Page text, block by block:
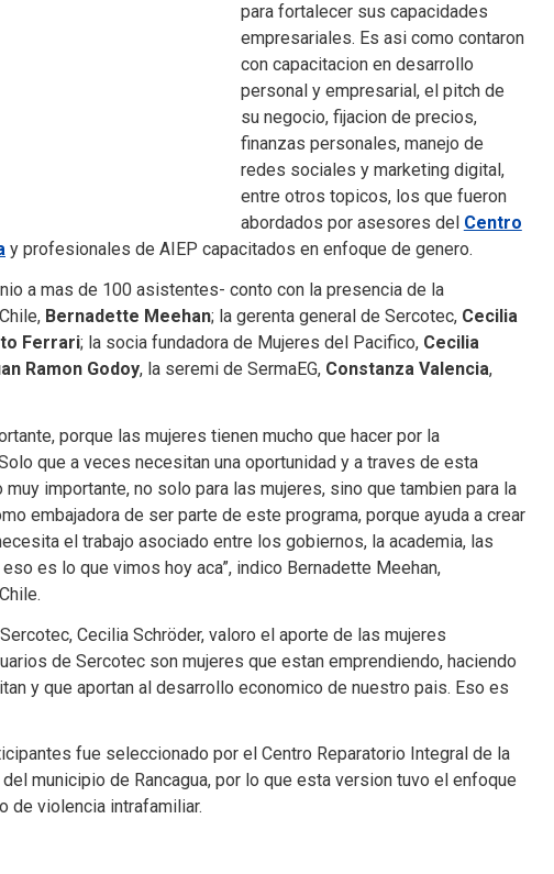
para fortalecer sus capacidades
empresariales. Es asi como contaron
con capacitacion en desarrollo
personal y empresarial, el pitch de
su negocio, fijacion de precios,
finanzas personales, manejo de
redes sociales y marketing digital,
entre otros topicos, los que fueron
abordados por asesores del Centro
y profesionales de AIEP capacitados en enfoque de genero.
a mas de 100 asistentes- conto con la presencia de la
Bernadette Meehan; la gerenta general de Sercotec, Cecilia
Ferrari; la socia fundadora de Mujeres del Pacifico, Cecilia
Ramon Godoy, la seremi de SermaEG, Constanza Valencia,
porque las mujeres tienen mucho que hacer por la
que a veces necesitan una oportunidad y a traves de esta
muy importante, no solo para las mujeres, sino que tambien para la
embajadora de ser parte de este programa, porque ayuda a crear
el trabajo asociado entre los gobiernos, la academia, las
es lo que vimos hoy aca”, indico Bernadette Meehan,
Cecilia Schröder, valoro el aporte de las mujeres
de Sercotec son mujeres que estan emprendiendo, haciendo
y que aportan al desarrollo economico de nuestro pais. Eso es
fue seleccionado por el Centro Reparatorio Integral de la
del municipio de Rancagua, por lo que esta version tuvo el enfoque
de violencia intrafamiliar.